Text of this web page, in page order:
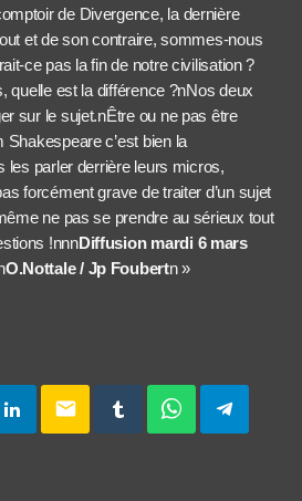
de Divergence, la dernière
et de son contraire, sommes-nous
ce pas la fin de notre civilisation ?
quelle est la différence ?nNos deux
sur le sujet.nÊtre ou ne pas être
Shakespeare c’est bien la
les parler derrière leurs micros,
forcément grave de traiter d’un sujet
ne pas se prendre au sérieux tout
!nnnDiffusion mardi 6 mars
O.Nottale / Jp Foubertn »
email